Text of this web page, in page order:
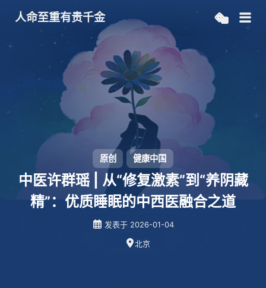
人命至重有贵千金
原创 健康中国
中医许群瑶 | 从“修复激素”到“养阴藏
精”：优质睡眠的中西医融合之道
发表于 2026-01-04
北京